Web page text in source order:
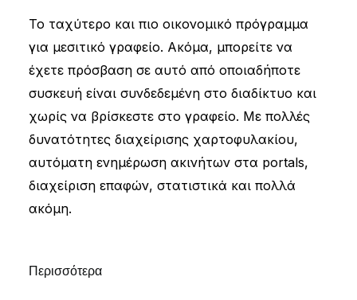
Το ταχύτερο και πιο οικονομικό πρόγραμμα
για μεσιτικό γραφείο. Ακόμα, μπορείτε να
έχετε πρόσβαση σε αυτό από οποιαδήποτε
συσκευή είναι συνδεδεμένη στο διαδίκτυο και
χωρίς να βρίσκεστε στο γραφείο. Με πολλές
δυνατότητες διαχείρισης χαρτοφυλακίου,
αυτόματη ενημέρωση ακινήτων στα portals,
διαχείριση επαφών, στατιστικά και πολλά
ακόμη.
Περισσότερα